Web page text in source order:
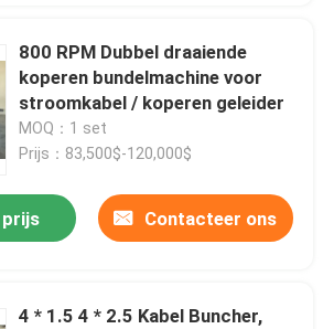
800 RPM Dubbel draaiende
koperen bundelmachine voor
stroomkabel / koperen geleider
MOQ：1 set
Prijs：83,500$-120,000$
Contacteer ons
4 * 1.5 4 * 2.5 Kabel Buncher,